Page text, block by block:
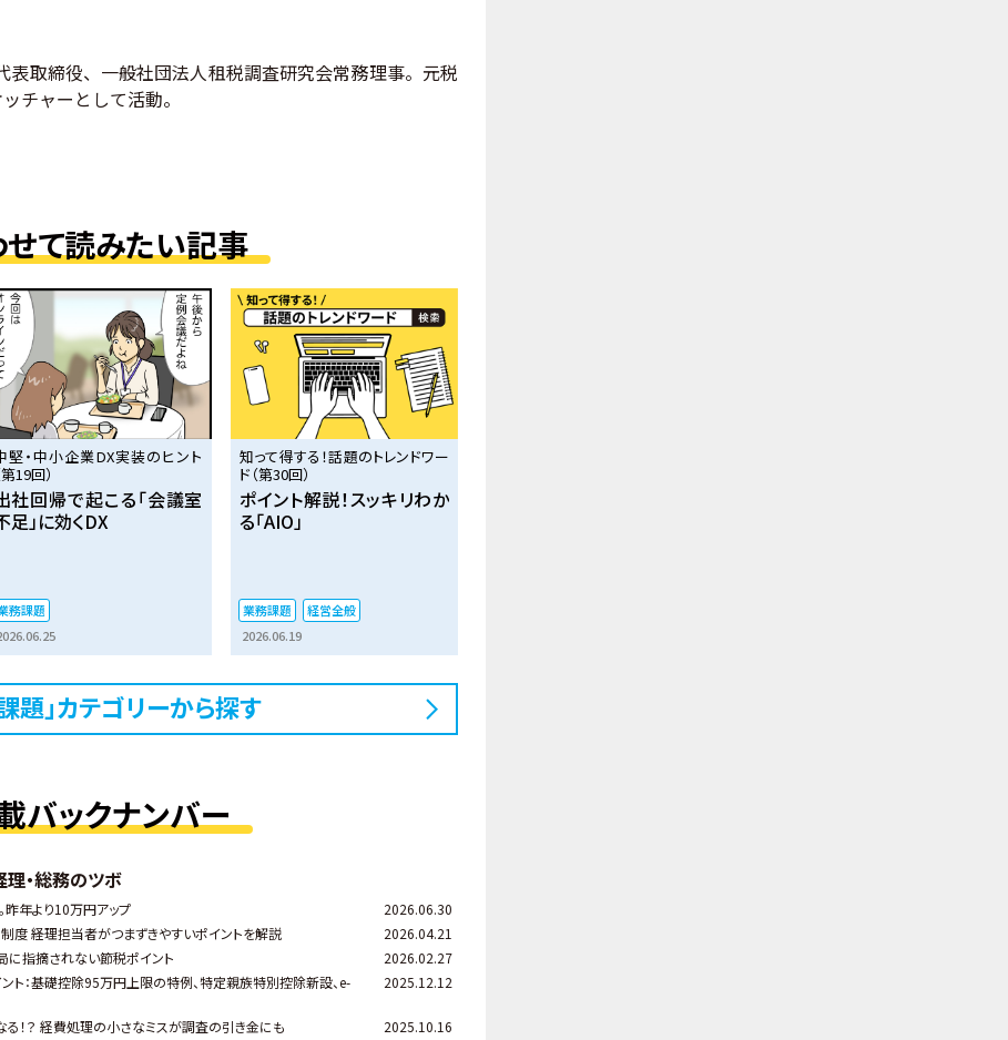
表取締役、一般社団法人租税調査研究会常務理事。元税
チャーとして活動。
て読みたい記事
堅・中小企業DX実装のヒント
第19回）
社回帰で起こる「会議室
足」に効くDX
務課題
知って得する！話題のトレンドワー
ド（第30回）
ポイント解説！スッキリわか
る「AIO」
業務課題
経営全般
2026.06.19
題」カテゴリーから探す
バックナンバー
・総務のツボ
年より10万円アップ
2026.06.30
――経理担当者がつまずきやすいポイントを解説
2026.04.21
指摘されない節税ポイント
2026.02.27
ト：基礎控除95万円上限の特例、特定親族特別控除新設、e-
2025.12.12
！？ 経費処理の小さなミスが調査の引き金にも 2025.10.16